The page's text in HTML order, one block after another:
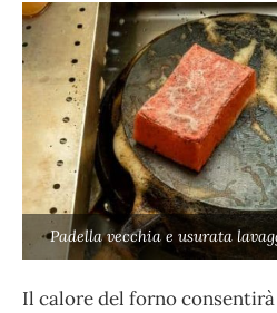
Padella vecchia e usurata
Il calore del forno